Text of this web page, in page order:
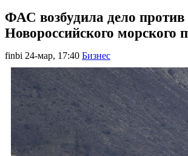
ФАС возбудила дело против
Новороссийского морского
finbi 24-мар, 17:40 Бизнес